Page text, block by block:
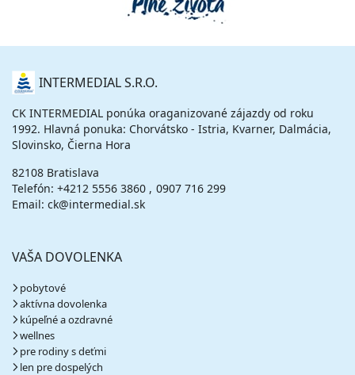
O
NÁS INTERMEDIAL S.R.O.
CK INTERMEDIAL ponúka oraganizované zájazdy od roku
1992. Hlavná ponuka: Chorvátsko - Istria, Kvarner, Dalmácia,
Slovinsko, Čierna Hora
82108 Bratislava
Telefón: +4212 5556 3860
0907 716 299
Email: ck@intermedial.sk
VAŠA DOVOLENKA
pobytové
aktívna dovolenka
kúpeľné a ozdravné
wellnes
pre rodiny s deťmi
len pre dospelých